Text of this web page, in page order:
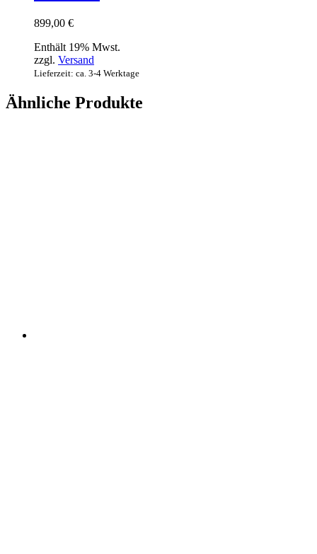
899,00 €
Enthält 19% Mwst.
zzgl. Versand
Lieferzeit: ca. 3-4 Werktage
Ähnliche Produkte